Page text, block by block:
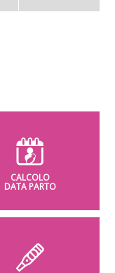
CALCOLO
DATA PARTO